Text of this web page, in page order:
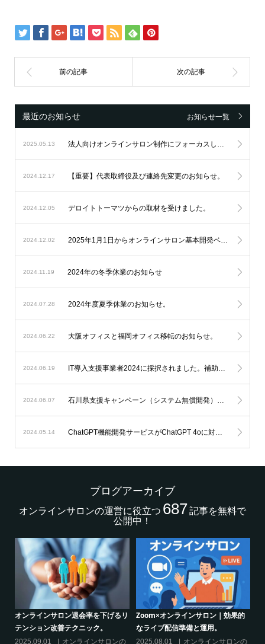
最近のお知らせ お知らせ一覧
2025.05.13
2024.12.17 【重要】代表取締役及び連絡先変更のお知らせ。
2024.12.05 デロイトトーマツからの取材を受けました。
2024.12.02 2025年1月1日からオンラインサロン基本開発ベースシステムの料金改定を実施します。
2024.11.19 2024年の冬季休業のお知らせ
2024.07.28 2024年度夏季休業のお知らせ。
2024.06.22 大阪オフィスと福岡オフィス移転のお知らせ。
2024.06.19
2024.06.07
2024.05.14 ChatGPT機能開発サービスがChatGPT 4oに対応します。
ブログアーカイブ
オンラインサロンの運営に役立つ 687記事を無料で
公開中！
クリエイター系オンラインサロンの
話題席巻-”マッシュル”について調べ
てみた!
グルメ系オンラインサロンで密かな
ブーム-今、なぜ”たけのこご飯”が熱
いのか